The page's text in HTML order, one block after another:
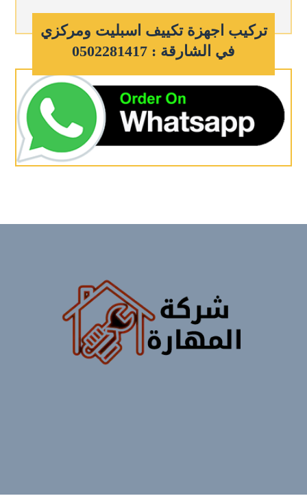
تركيب اجهزة تكييف اسبليت ومركزي
في الشارقة : 0502281417